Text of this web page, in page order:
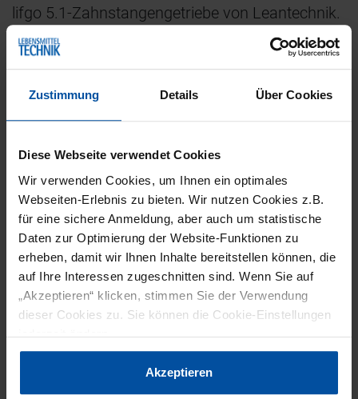
Zustimmung Details Über Cookies
Diese Webseite verwendet Cookies
Wir verwenden Cookies, um Ihnen ein optimales
Webseiten-Erlebnis zu bieten. Wir nutzen Cookies z.B.
für eine sichere Anmeldung, aber auch um statistische
Daten zur Optimierung der Website-Funktionen zu
erheben, damit wir Ihnen Inhalte bereitstellen können, die
auf Ihre Interessen zugeschnitten sind. Wenn Sie auf
„Akzeptieren“ klicken, stimmen Sie der Verwendung
dieser Cookies zu. Sie können die Cookie-Einstellungen
jederzeit ändern.
Datenschutzerklärung|Impressum
Akzeptieren
lifgo 5.1-Zahnstangengetriebe von Leantechnik.
Die Packer umwickeln die Verpackung von
weichen Produkten wie Butter oder Margarine
mit einem Karton, der sie vor Beschädigungen
Führung der Vakuumeinrichtung, die für die
Zuführung der Kartonzuschnitte zuständig ist.
Dabei müssen die Zahnstangengetriebe
Höchstleistungen erbringen, denn die Packer
fertigen bis zu 25 Wrap around-Kartons sowie
mehr als 30 Lagen pro Minute. Das entspricht
einer Taktzeit von weniger als zwei Sekunden.
Die Zahnstangengetriebe kommen aber auch in
übernimmt ein lifgo-Getriebe der Sondergröße